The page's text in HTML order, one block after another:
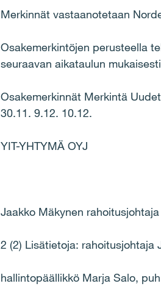
Merkinnät vastaanotetaan
Osakemerkintöjen perusteella
seuraavan aikataulun
Osakemerkinnät Merkintä
30.11. 9.12. 10.12.
YIT-YHTYMÄ OYJ
Jaakko Mäkynen rahoitusjohtaja
2 (2) Lisätietoja: rahoitusjohtaja
hallintopäällikkö Marja Salo,